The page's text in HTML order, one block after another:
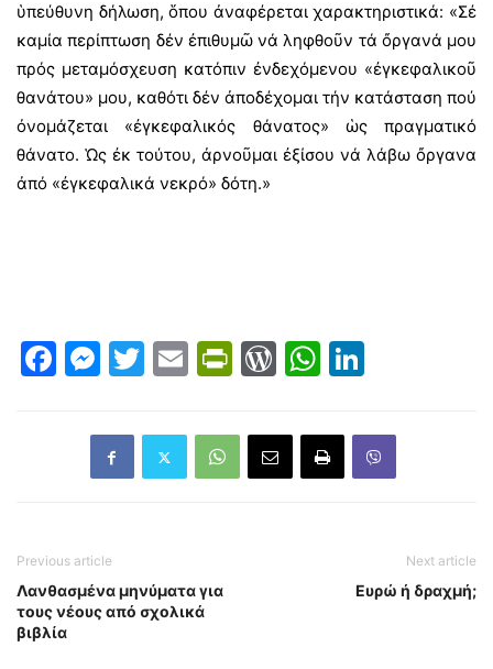
ὑπεύθυνη δήλωση, ὅπου ἀναφέρεται χαρακτηριστικά: «Σέ
καμία περίπτωση δέν ἐπιθυμῶ νά ληφθοῦν τά ὄργανά μου
πρός μεταμόσχευση κατόπιν ἐνδεχόμενου «ἐγκεφαλικοῦ
θανάτου» μου, καθότι δέν ἀποδέχομαι τήν κατάσταση πού
ὀνομάζεται «ἐγκεφαλικός θάνατος» ὡς πραγματικό
θάνατο. Ὡς ἐκ τούτου, ἀρνοῦμαι ἐξίσου νά λάβω ὄργανα
ἀπό «ἐγκεφαλικά νεκρό» δότη.»
Facebook
Messenger
Twitter
EmailPrintFriendly
WordPress
WhatsApp
Previous article
Λανθασμένα μηνύματα για
τους νέους από σχολικά
βιβλία
Next article
Ευρώ ή δραχμή;